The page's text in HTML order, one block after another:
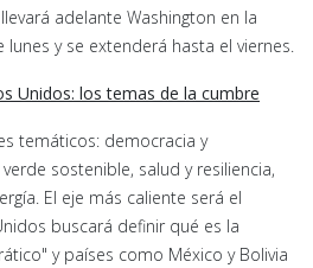
adelante Washington en la
y se extenderá hasta el viernes.
Unidos: los temas de la cumbre
temáticos: democracia y
sostenible, salud y resiliencia,
El eje más caliente será el
buscará definir qué es la
y países como México y Bolivia